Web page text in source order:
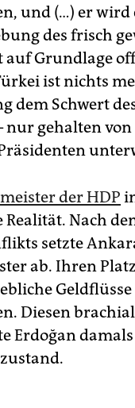
und (…) er
des frisch
auf Grundlage
ist nichts
dem Schwert
nur gehalten
der HDP
Realität. Nach
setzte
ab. Ihren
Diesen
Erdoğan